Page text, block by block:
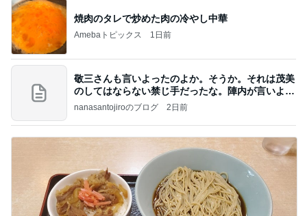
焼肉のタレで炒めた肉の冷やし中華
Amebaトピックス 1日前
敬三さんも言いよったのよか。そうか。それは茂美
のしてはならない禁じ手だったな。陣内が言いよる
のよ
nanasantojiroのブログ 2日前